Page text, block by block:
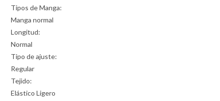
Tipos de Manga:
Manga normal
Longitud:
Normal
Tipo de ajuste:
Regular
Tejido:
Elástico Ligero